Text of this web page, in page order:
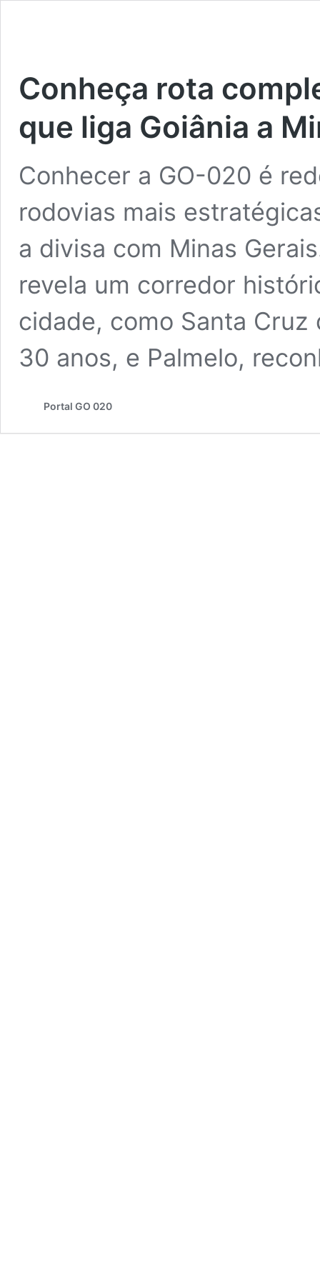
Conheça rota
que liga Goiânia a
Conhecer a GO-020 é
rodovias mais
a divisa com Minas
revela um corredor
cidade, como Santa
30 anos, e Palmelo,
Portal GO 020